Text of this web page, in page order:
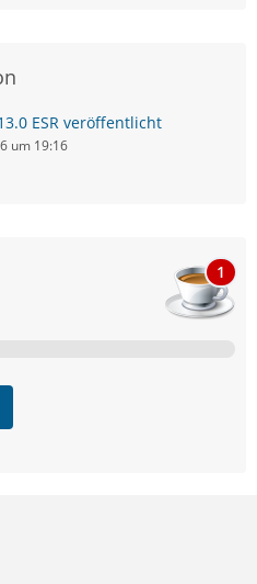
ESR veröffentlicht
um 19:16
1